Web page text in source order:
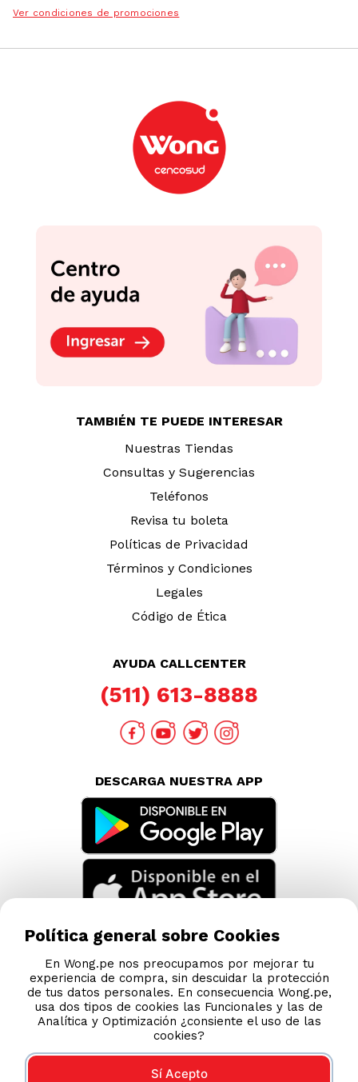
Ver condiciones de promociones
TAMBIÉN TE PUEDE INTERESAR
Nuestras Tiendas
Consultas y Sugerencias
Teléfonos
Revisa tu boleta
Políticas de Privacidad
Términos y Condiciones
Legales
Código de Ética
AYUDA CALLCENTER
(511) 613-8888
DESCARGA NUESTRA APP
Política general sobre Cookies
En Wong.pe nos preocupamos por mejorar tu
experiencia de compra, sin descuidar la protección
de tus datos personales. En consecuencia Wong.pe,
usa dos tipos de cookies las Funcionales y las de
Analítica y Optimización ¿consiente el uso de las
cookies?
Sí Acepto